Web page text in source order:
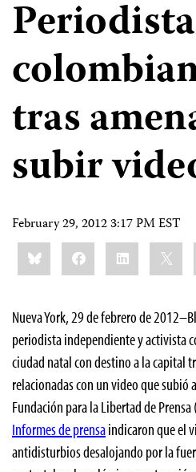
Periodista
tras
subir
February 29, 2012 3:17 PM EST
Share
this:BlueskyFacebookLinkedIn
Nueva York, 29 de febrero de
periodista independiente y activista
ciudad natal con destino a la capital
relacionadas con un video que subió
Fundación para la Libertad de
Informes de prensaindicaron que el
antidisturbios desalojando por la